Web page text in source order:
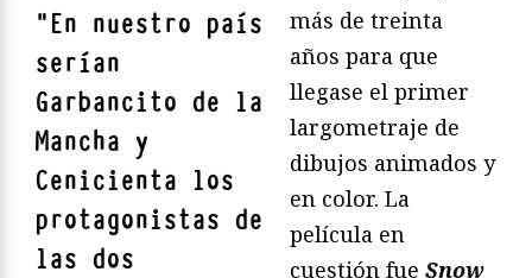
"En nuestro país
serían
Garbancito de la
Mancha y
Cenicienta los
protagonistas de
las dos
más de treinta
años para que
llegase el primer
largometraje de
dibujos animados y
en color. La
película en
cuestión fue Snow